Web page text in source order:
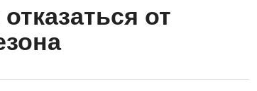
от